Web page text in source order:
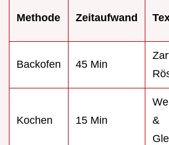
Methode Zeitaufwand
Backofen 45 Min
Kochen 15 Min
&